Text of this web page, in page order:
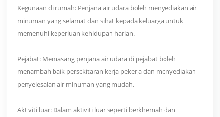
Kegunaan di rumah: Penjana air udara boleh menyediakan air
minuman yang selamat dan sihat kepada keluarga untuk
memenuhi keperluan kehidupan harian.
Pejabat: Memasang penjana air udara di pejabat boleh
menambah baik persekitaran kerja pekerja dan menyediakan
penyelesaian air minuman yang mudah.
Aktiviti luar: Dalam aktiviti luar seperti berkhemah dan